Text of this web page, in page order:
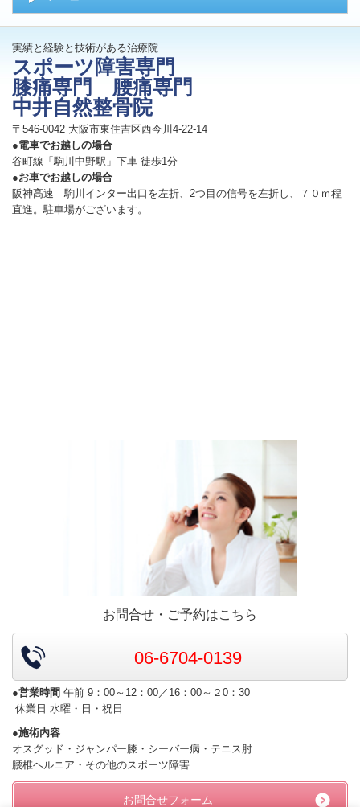
実績と経験と技術がある治療院
スポーツ障害専門
膝痛専門 腰痛専門
中井自然整骨院
〒546-0042 大阪市東住吉区西今川4-22-14
●電車でお越しの場合
谷町線「駒川中野駅」下車 徒歩1分
●お車でお越しの場合
阪神高速 駒川インター出口を左折、2つ目の信号を左折し、７０ｍ程
直進。駐車場がございます。
お問合せ・ご予約はこちら
06-6704-0139
●営業時間 午前 9：00～12：00／16：00～２0：30
休業日 水曜・日・祝日
●施術内容
オスグッド・ジャンパー膝・シーバー病・テニス肘
腰椎ヘルニア・その他のスポーツ障害
お問合せフォーム